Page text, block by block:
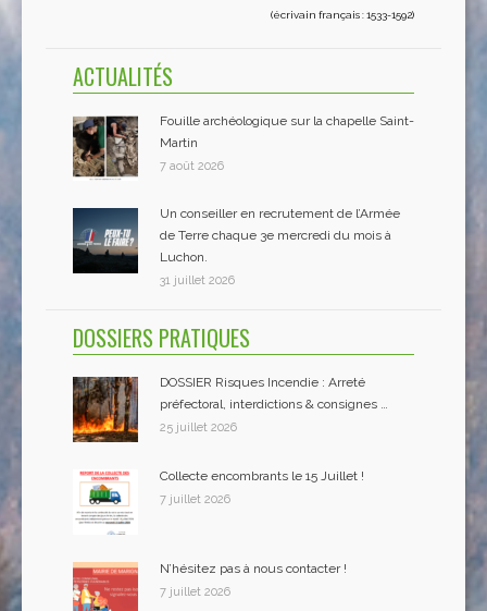
(écrivain français : 1533-1592)
ACTUALITÉS
Fouille archéologique sur la chapelle Saint-
Martin
7 août 2026
Un conseiller en recrutement de l’Armée
de Terre chaque 3e mercredi du mois à
Luchon.
31 juillet 2026
DOSSIERS PRATIQUES
DOSSIER Risques Incendie : Arreté
préfectoral, interdictions & consignes …
25 juillet 2026
Collecte encombrants le 15 Juillet !
7 juillet 2026
N’hésitez pas à nous contacter !
7 juillet 2026